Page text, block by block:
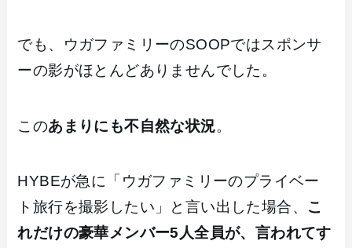
でも、ウガファミリーのSOOPではスポンサ
ーの影がほとんどありませんでした。
このあまりにも不自然な状況。
HYBEが急に「ウガファミリーのプライベー
ト旅行を撮影したい」と言い出した場合、 こ
れだけの豪華メンバー5人全員が、言われてす